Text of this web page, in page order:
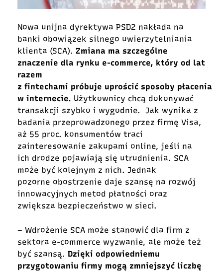
Nowa unijna dyrektywa PSD2 nakłada na
banki obowiązek silnego uwierzytelniania
klienta (SCA). Zmiana ma szczególne
znaczenie dla rynku e-commerce, który od lat
razem
z fintechami próbuje uprościć sposoby płacenia
w internecie. Użytkownicy chcą dokonywać
transakcji szybko i wygodnie. Jak wynika z
badania przeprowadzonego przez firmę Visa,
aż 55 proc. konsumentów traci
zainteresowanie zakupami online, jeśli na
ich drodze pojawiają się utrudnienia. SCA
może być kolejnym z nich. Jednak
pozorne obostrzenie daje szansę na rozwój
innowacyjnych metod płatności oraz
zwiększa bezpieczeństwo w sieci.
– Wdrożenie SCA może stanowić dla firm z
sektora e-commerce wyzwanie, ale może też
być szansą. Dzięki odpowiedniemu
przygotowaniu firmy mogą zmniejszyć liczbę